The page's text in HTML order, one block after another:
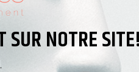
SUR NOTRE SITE!